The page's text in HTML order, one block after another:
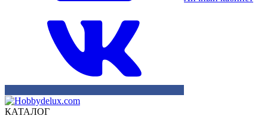
КАТАЛОГ